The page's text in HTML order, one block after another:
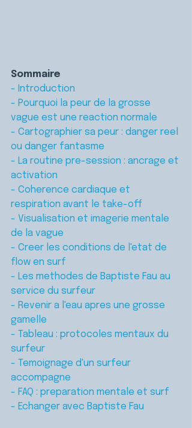
Sommaire
- Introduction
- Pourquoi la peur de la grosse
vague est une reaction normale
- Cartographier sa peur : danger reel
ou danger fantasme
- La routine pre-session : ancrage et
activation
- Coherence cardiaque et
respiration avant le take-off
- Visualisation et imagerie mentale
de la vague
- Creer les conditions de l'etat de
flow en surf
- Les methodes de Baptiste Fau au
service du surfeur
- Revenir a l'eau apres une grosse
gamelle
- Tableau : protocoles mentaux du
surfeur
- Temoignage d'un surfeur
accompagne
- FAQ : preparation mentale et surf
- Echanger avec Baptiste Fau